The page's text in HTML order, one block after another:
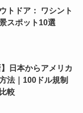
トドア： ワシント
スポット10選
】日本からアメリカ
法｜100ドル規制
較